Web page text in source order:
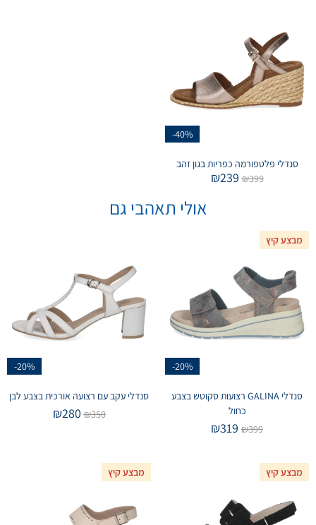
-40%
סנדלי פלטפורמה כפריות בגון זהב
₪399
₪239
אולי תאהבי גם
מבצע קיץ
-20%
סנדלי GALINA רצועות סקוטש בצבע
כחול
₪399
₪319
-20%
סנדלי עקב עם רצועה אורכית בצבע לבן
₪350
₪280
מבצע קיץ מבצע קיץ